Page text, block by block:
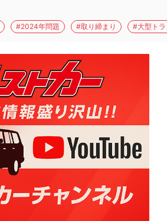
#2024年問題 #取り締まり #大型ト